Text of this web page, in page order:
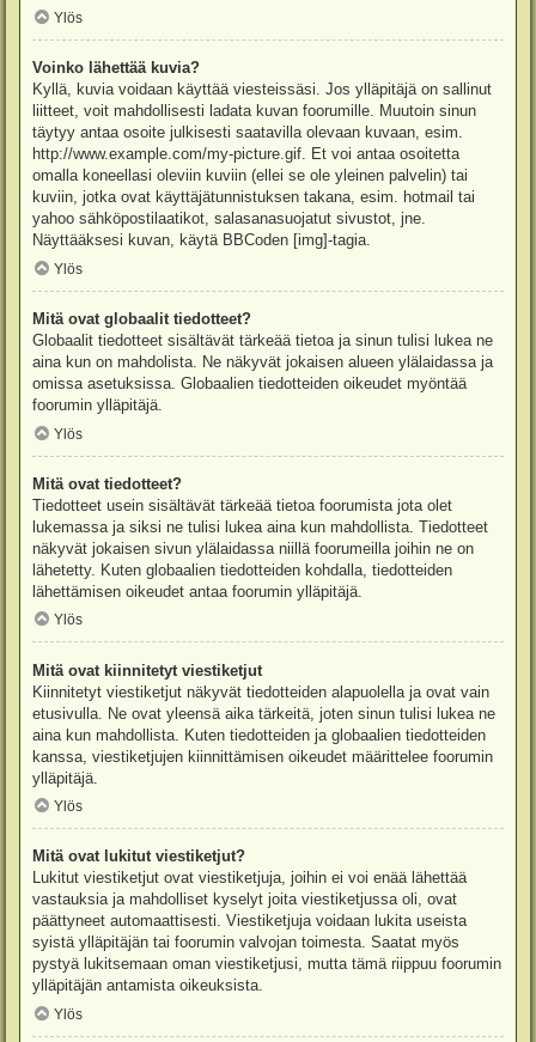
Ylös
Voinko lähettää kuvia?
Kyllä, kuvia voidaan käyttää viesteissäsi. Jos ylläpitäjä on sallinut
liitteet, voit mahdollisesti ladata kuvan foorumille. Muutoin sinun
täytyy antaa osoite julkisesti saatavilla olevaan kuvaan, esim.
http://www.example.com/my-picture.gif. Et voi antaa osoitetta
omalla koneellasi oleviin kuviin (ellei se ole yleinen palvelin) tai
kuviin, jotka ovat käyttäjätunnistuksen takana, esim. hotmail tai
yahoo sähköpostilaatikot, salasanasuojatut sivustot, jne.
Näyttääksesi kuvan, käytä BBCoden [img]-tagia.
Ylös
Mitä ovat globaalit tiedotteet?
Globaalit tiedotteet sisältävät tärkeää tietoa ja sinun tulisi lukea ne
aina kun on mahdolista. Ne näkyvät jokaisen alueen ylälaidassa ja
omissa asetuksissa. Globaalien tiedotteiden oikeudet myöntää
foorumin ylläpitäjä.
Ylös
Mitä ovat tiedotteet?
Tiedotteet usein sisältävät tärkeää tietoa foorumista jota olet
lukemassa ja siksi ne tulisi lukea aina kun mahdollista. Tiedotteet
näkyvät jokaisen sivun ylälaidassa niillä foorumeilla joihin ne on
lähetetty. Kuten globaalien tiedotteiden kohdalla, tiedotteiden
lähettämisen oikeudet antaa foorumin ylläpitäjä.
Ylös
Mitä ovat kiinnitetyt viestiketjut
Kiinnitetyt viestiketjut näkyvät tiedotteiden alapuolella ja ovat vain
etusivulla. Ne ovat yleensä aika tärkeitä, joten sinun tulisi lukea ne
aina kun mahdollista. Kuten tiedotteiden ja globaalien tiedotteiden
kanssa, viestiketjujen kiinnittämisen oikeudet määrittelee foorumin
ylläpitäjä.
Ylös
Mitä ovat lukitut viestiketjut?
Lukitut viestiketjut ovat viestiketjuja, joihin ei voi enää lähettää
vastauksia ja mahdolliset kyselyt joita viestiketjussa oli, ovat
päättyneet automaattisesti. Viestiketjuja voidaan lukita useista
syistä ylläpitäjän tai foorumin valvojan toimesta. Saatat myös
pystyä lukitsemaan oman viestiketjusi, mutta tämä riippuu foorumin
ylläpitäjän antamista oikeuksista.
Ylös